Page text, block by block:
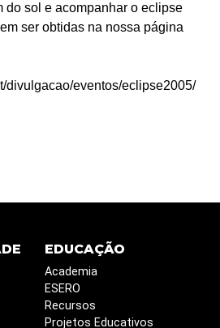
do sol e acompanhar o eclipse
ser obtidas na nossa página
divulgacao/eventos/eclipse2005/
EDUCAÇÃO
Academia
ESERO
Recursos
Projetos Educativos